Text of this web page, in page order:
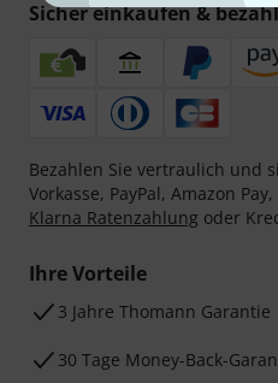
Sicher einkaufen &
Bezahlen Sie vertraulich und
Vorkasse, PayPal, Amazon Pay,
Klarna Ratenzahlung oder
Ihre Vorteile
3 Jahre Thomann Garantie
30 Tage Money-Back-